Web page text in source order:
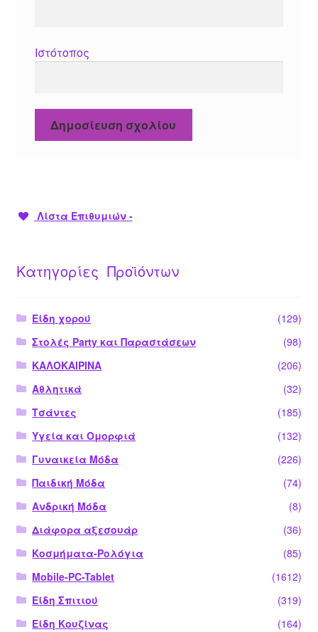
Ιστότοπος
Λίστα Επιθυμιών -
Κατηγορίες Προϊόντων
Είδη χορού
(129)
Στολές Party και Παραστάσεων
(98)
ΚΑΛΟΚΑΙΡΙΝΑ
(206)
Αθλητικά
(32)
Τσάντες
(185)
Υγεία και Ομορφιά
(132)
Γυναικεία Μόδα
(226)
Παιδική Μόδα
(74)
Ανδρική Μόδα
(8)
Διάφορα αξεσουάρ
(36)
Κοσμήματα-Ρολόγια
(85)
Mobile-PC-Tablet
(1612)
Είδη Σπιτιού
(319)
Είδη Κουζίνας
(164)